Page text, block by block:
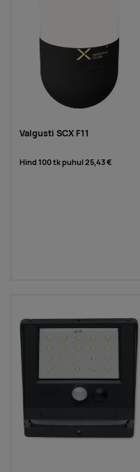
Valgusti SCX F11
Hind 100 tk puhul25,43 €